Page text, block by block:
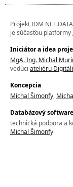
Projekt IDM NET.DATA
je súčasťou platformy
Iniciátor a idea
MgA. Ing. Michal
vedúci ateliéru
Koncepcia
Michal Šimonfy,
Databázový software
technická podpora a
Michal Šimonfy